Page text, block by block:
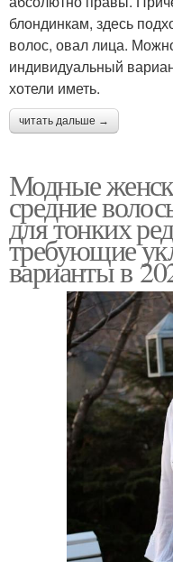
блондинкам, здесь
волос, овал лица.
индивидуальный
хотели иметь.
читать дальше →
Модные
средние
для тонких
требующие
варианты в